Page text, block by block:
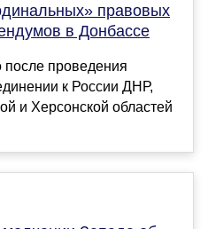
правовых
в Донбассе
проведения
к России ДНР,
и Херсонской областей